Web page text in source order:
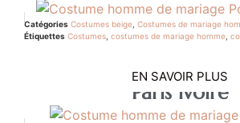
Un grand choix de
Catégories Costumes beige Costumes de mariage
Étiquettes Costumes costumes de mariage homme
Paris ivoire
EN SAVOIR PLUS